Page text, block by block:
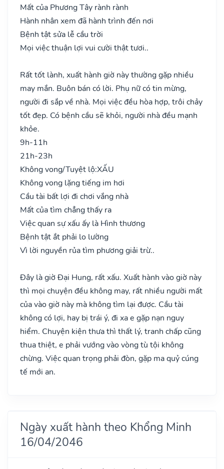
Mất của Phương Tây rành rành
Hành nhân xem đã hành trình đến nơi
Bệnh tật sửa lễ cầu trời
Mọi việc thuận lợi vui cười thật tươi..
Rất tốt lành, xuất hành giờ này thường gặp nhiều
may mắn. Buôn bán có lời. Phụ nữ có tin mừng,
người đi sắp về nhà. Mọi việc đều hòa hợp, trôi chảy
tốt đẹp. Có bệnh cầu sẽ khỏi, người nhà đều mạnh
khỏe.
9h-11h
21h-23h
Không vong/Tuyệt lộ:XẤU
Không vong lặng tiếng im hơi
Cầu tài bất lợi đi chơi vắng nhà
Mất của tìm chẳng thấy ra
Việc quan sự xấu ấy là Hình thương
Bệnh tật ắt phải lo lường
Vì lời nguyền rủa tìm phương giải trừ..
Đây là giờ Đại Hung, rất xấu. Xuất hành vào giờ này
thì mọi chuyện đều không may, rất nhiều người mất
của vào giờ này mà không tìm lại được. Cầu tài
không có lợi, hay bị trái ý, đi xa e gặp nạn nguy
hiểm. Chuyện kiện thưa thì thất lý, tranh chấp cũng
thua thiệt, e phải vướng vào vòng tù tội không
chừng. Việc quan trọng phải đòn, gặp ma quỷ cúng
tế mới an.
Ngày xuất hành theo Khổng Minh
16/04/2046